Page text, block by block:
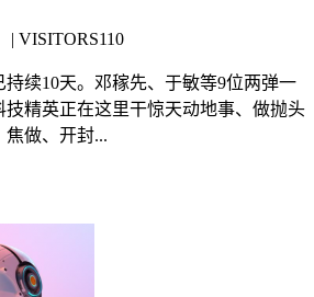
| VISITORS110
续10天。邓稼先、于敏等9位两弹一
技精英正在这里干惊天动地事、做抛头
焦做、开封...